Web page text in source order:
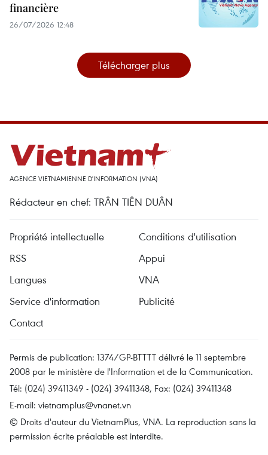
financière
26/07/2026 12:48
Télécharger plus
AGENCE VIETNAMIENNE D'INFORMATION (VNA)
Rédacteur en chef: TRÂN TIÊN DUÂN
Propriété intellectuelle
Conditions d'utilisation
RSS
Appui
Langues
VNA
Service d'information
Publicité
Contact
Permis de publication: 1374/GP-BTTTT délivré le 11 septembre
2008 par le ministère de l'Information et de la Communication.
Tél: (024) 39411349 - (024) 39411348, Fax: (024) 39411348
E-mail: vietnamplus@vnanet.vn
© Droits d'auteur du VietnamPlus, VNA. La reproduction sans la
permission écrite préalable est interdite.